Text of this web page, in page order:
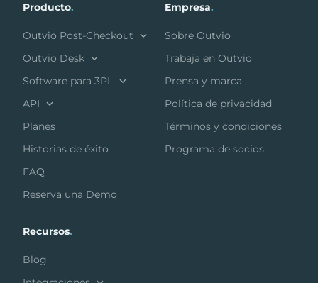
Producto.
Outvio Post-Checkout
Outvio Desk
Software para 3PL
API
Planes
Historias de éxito
FAQ
Reserva una Demo
Empresa.
Sobre Outvio
Trabaja en Outvio
Prensa y marca
Política de privacidad
Términos y condiciones
Programa de socios
Recursos.
Blog